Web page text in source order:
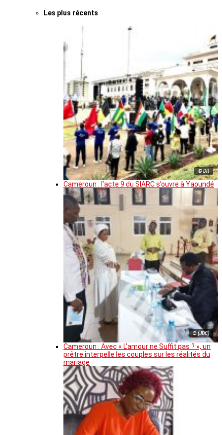
Les plus récents
© DR
Cameroun : l’acte 9 du SIARC s’ouvre à Yaoundé
© (JDC)
Cameroun : Avec « L’amour ne Suffit pas ? », un
prêtre interpelle les couples sur les réalités du
mariage